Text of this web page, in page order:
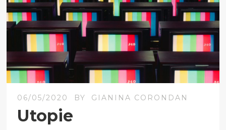
06/05/2020 BY GIANINA CORONDAN
Utopie